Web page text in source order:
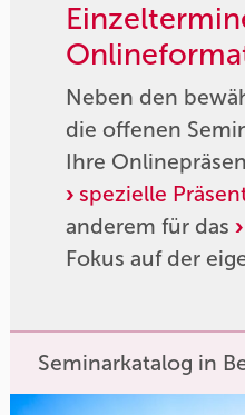
Neben den
die offenen
Ihre
spezielle
anderem für das
Fokus auf der
Seminarkatalog in